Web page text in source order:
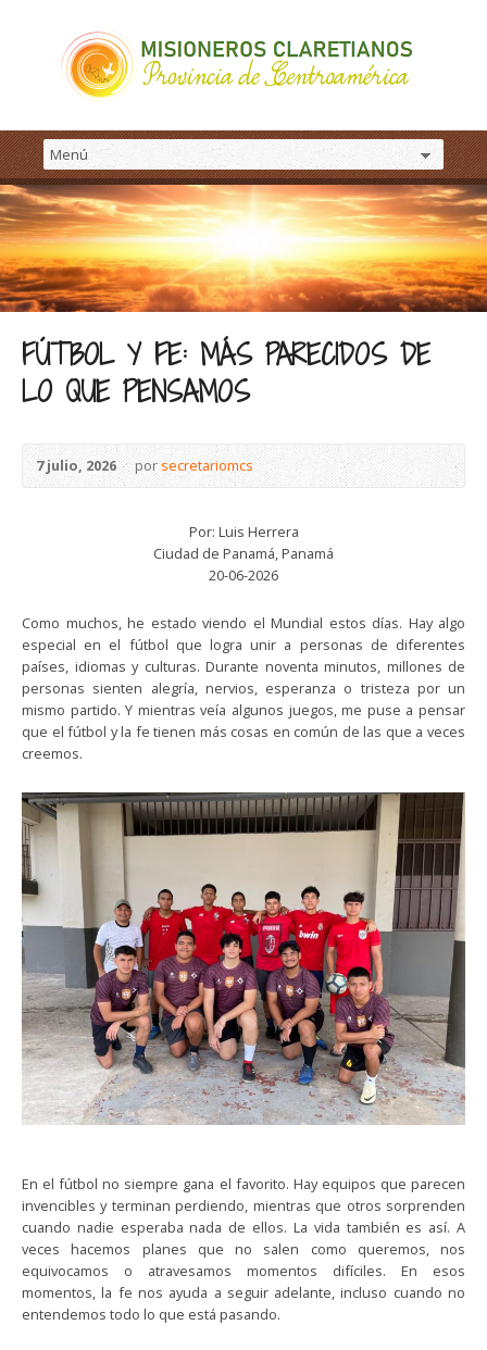
FÚTBOL Y FE: MÁS PARECIDOS DE
LO QUE PENSAMOS
7 julio, 2026 porsecretariomcs
Por: Luis Herrera
Ciudad de Panamá, Panamá
20-06-2026
Como muchos, he estado viendo el Mundial estos días. Hay algo
especial en el fútbol que logra unir a personas de diferentes
países, idiomas y culturas. Durante noventa minutos, millones de
personas sienten alegría, nervios, esperanza o tristeza por un
mismo partido. Y mientras veía algunos juegos, me puse a pensar
que el fútbol y la fe tienen más cosas en común de las que a veces
creemos.
En el fútbol no siempre gana el favorito. Hay equipos que parecen
invencibles y terminan perdiendo, mientras que otros sorprenden
cuando nadie esperaba nada de ellos. La vida también es así. A
veces hacemos planes que no salen como queremos, nos
equivocamos o atravesamos momentos difíciles. En esos
momentos, la fe nos ayuda a seguir adelante, incluso cuando no
entendemos todo lo que está pasando.